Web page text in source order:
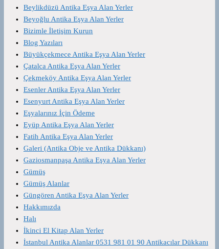
Beylikdüzü Antika Eşya Alan Yerler
Beyoğlu Antika Eşya Alan Yerler
Bizimle İletişim Kurun
Blog Yazıları
Büyükçekmece Antika Eşya Alan Yerler
Çatalca Antika Eşya Alan Yerler
Çekmeköy Antika Eşya Alan Yerler
Esenler Antika Eşya Alan Yerler
Esenyurt Antika Eşya Alan Yerler
Eşyalarınız İçin Ödeme
Eyüp Antika Eşya Alan Yerler
Fatih Antika Eşya Alan Yerler
Galeri (Antika Obje ve Antika Dükkanı)
Gaziosmanpaşa Antika Eşya Alan Yerler
Gümüş
Gümüş Alanlar
Güngören Antika Eşya Alan Yerler
Hakkımızda
Halı
İkinci El Kitap Alan Yerler
İstanbul Antika Alanlar 0531 981 01 90 Antikacılar Dükkanı